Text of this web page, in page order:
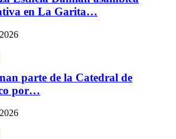
en La Garita…
parte de la Catedral de
por…